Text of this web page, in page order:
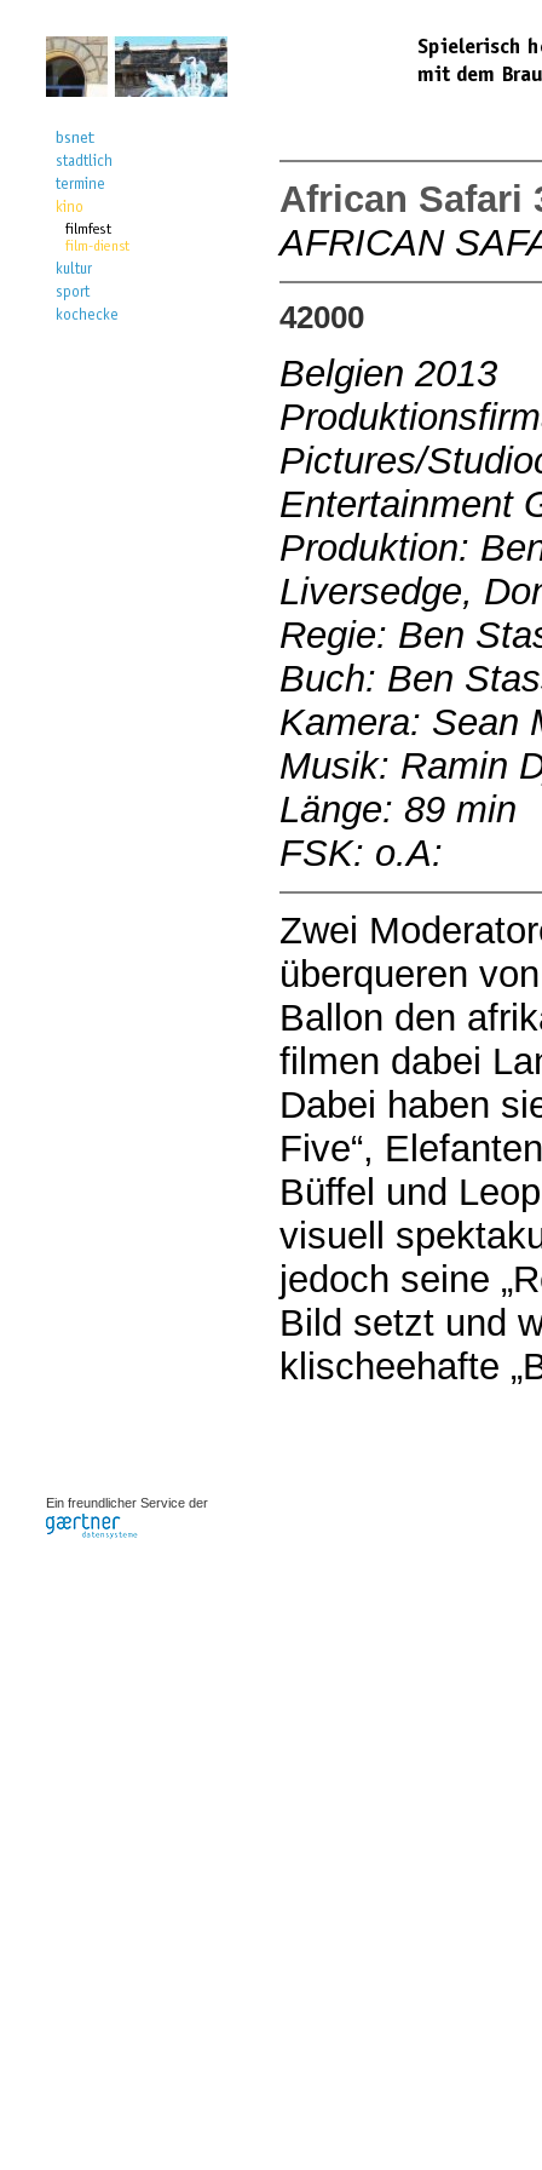
African Safari
AFRICAN
42000
Belgien 2013
Pictures/
Entertainment
Produktion:
Liversedge,
Regie: Ben
Buch: Ben
Kamera: Sean
Musik: Ramin
Länge: 89 min
FSK: o.A:
Zwei
überqueren
Ballon den
filmen dabei
Dabei haben
Five“,
Büffel und
visuell
jedoch seine
Bild setzt und
klischeehafte
Ein freundlicher Service der